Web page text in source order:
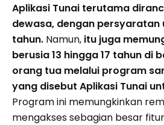
Aplikasi Tunai terutama
dewasa, dengan persyaratan
tahun. Namun, itu juga
berusia 13 hingga 17 tahun di
orang tua melalui program
yang disebut Aplikasi Tunai
Program ini memungkinkan
mengakses sebagian besar